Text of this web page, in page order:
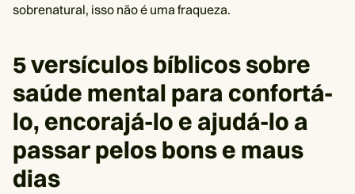
sobrenatural, isso não é uma fraqueza.
5 versículos bíblicos sobre
saúde mental para confortá-
lo, encorajá-lo e ajudá-lo a
passar pelos bons e maus
dias